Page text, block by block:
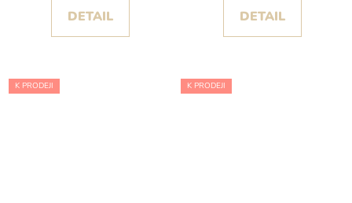
DETAIL DETAIL
K PRODEJI K PRODEJI